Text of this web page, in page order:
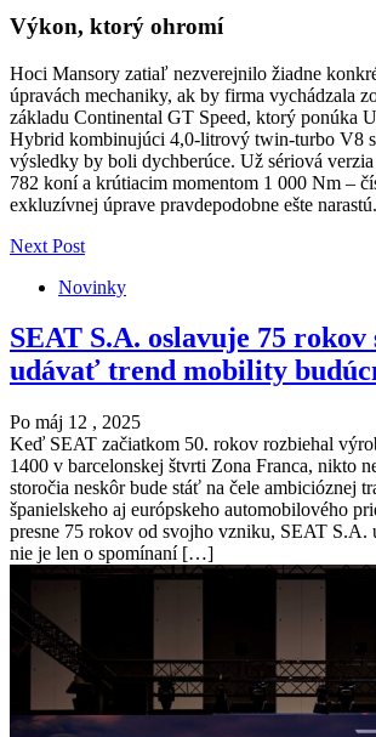
Výkon, ktorý ohromí
Hoci Mansory zatiaľ nezverejnilo žiadne
úpravách mechaniky, ak by firma vychádzala
základu Continental GT Speed, ktorý ponúka
Hybrid kombinujúci 4,0-litrový twin-turbo V8
výsledky by boli dychberúce. Už sériová
782 koní a krútiacim momentom 1 000 Nm –
exkluzívnej úprave pravdepodobne ešte narastú.
Next Post
Novinky
SEAT S.A. oslavuje 75 rokov
udávať trend mobility
Po máj 12 , 2025
Keď SEAT začiatkom 50. rokov rozbiehal
1400 v barcelonskej štvrti Zona Franca, nikto
storočia neskôr bude stáť na čele ambicióznej
španielskeho aj európskeho automobilového
presne 75 rokov od svojho vzniku, SEAT S.A.
nie je len o spomínaní […]